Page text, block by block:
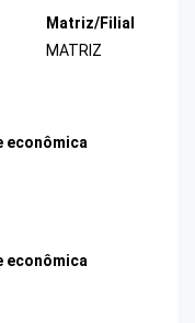
Matriz/Filial
MATRIZ
econômica
econômica